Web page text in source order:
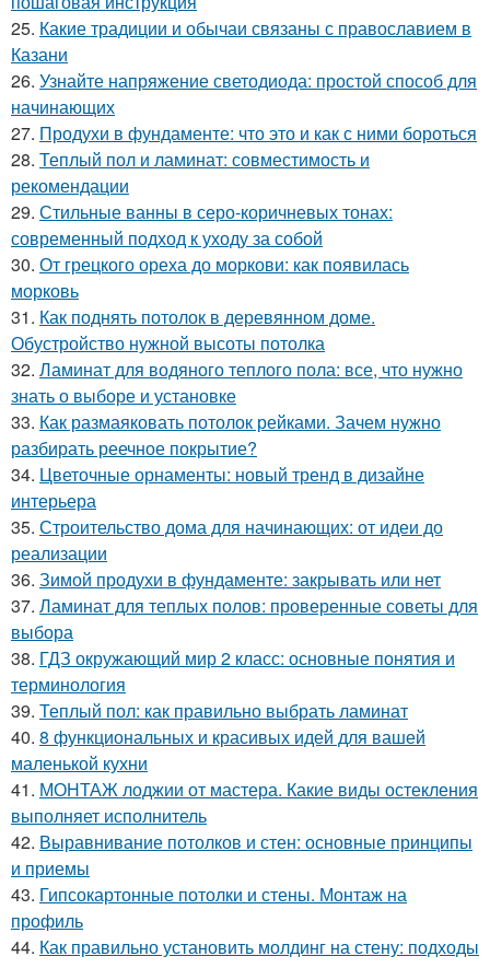
25. Какие традиции и обычаи связаны с православием в
Казани
26. Узнайте напряжение светодиода: простой способ для
начинающих
27. Продухи в фундаменте: что это и как с ними бороться
28. Теплый пол и ламинат: совместимость и
рекомендации
29. Стильные ванны в серо-коричневых тонах:
современный подход к уходу за собой
30. От грецкого ореха до моркови: как появилась
морковь
31. Как поднять потолок в деревянном доме.
Обустройство нужной высоты потолка
32. Ламинат для водяного теплого пола: все, что нужно
знать о выборе и установке
33. Как размаяковать потолок рейками. Зачем нужно
разбирать реечное покрытие?
34. Цветочные орнаменты: новый тренд в дизайне
интерьера
35. Строительство дома для начинающих: от идеи до
реализации
36. Зимой продухи в фундаменте: закрывать или нет
37. Ламинат для теплых полов: проверенные советы для
выбора
38. ГДЗ окружающий мир 2 класс: основные понятия и
терминология
39. Теплый пол: как правильно выбрать ламинат
40. 8 функциональных и красивых идей для вашей
маленькой кухни
41. МОНТАЖ лоджии от мастера. Какие виды остекления
выполняет исполнитель
42. Выравнивание потолков и стен: основные принципы
и приемы
43. Гипсокартонные потолки и стены. Монтаж на
профиль
44. Как правильно установить молдинг на стену: подходы